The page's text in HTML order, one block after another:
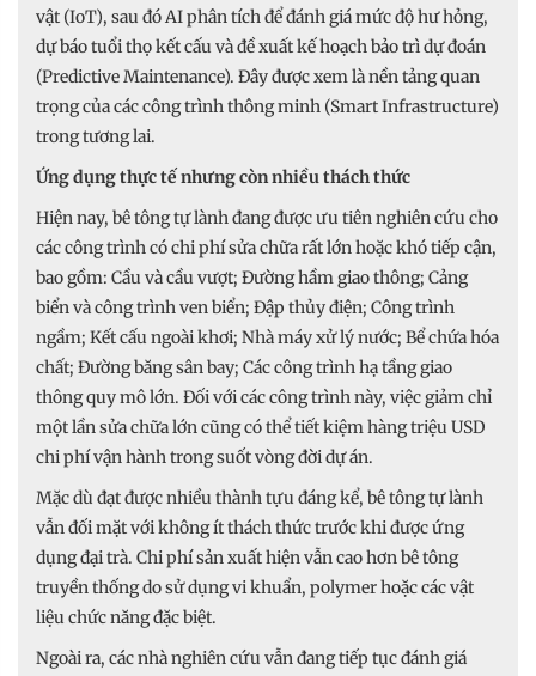
vật (IoT), sau đó AI phân tích để đánh giá mức độ hư hỏng,
dự báo tuổi thọ kết cấu và đề xuất kế hoạch bảo trì dự đoán
(Predictive Maintenance). Đây được xem là nền tảng quan
trọng của các công trình thông minh (Smart Infrastructure)
trong tương lai.
Ứng dụng thực tế nhưng còn nhiều thách thức
Hiện nay, bê tông tự lành đang được ưu tiên nghiên cứu cho
các công trình có chi phí sửa chữa rất lớn hoặc khó tiếp cận,
bao gồm: Cầu và cầu vượt; Đường hầm giao thông; Cảng
biển và công trình ven biển; Đập thủy điện; Công trình
ngầm; Kết cấu ngoài khơi; Nhà máy xử lý nước; Bể chứa hóa
chất; Đường băng sân bay; Các công trình hạ tầng giao
thông quy mô lớn. Đối với các công trình này, việc giảm chỉ
một lần sửa chữa lớn cũng có thể tiết kiệm hàng triệu USD
chi phí vận hành trong suốt vòng đời dự án.
Mặc dù đạt được nhiều thành tựu đáng kể, bê tông tự lành
vẫn đối mặt với không ít thách thức trước khi được ứng
dụng đại trà. Chi phí sản xuất hiện vẫn cao hơn bê tông
truyền thống do sử dụng vi khuẩn, polymer hoặc các vật
liệu chức năng đặc biệt.
Ngoài ra, các nhà nghiên cứu vẫn đang tiếp tục đánh giá